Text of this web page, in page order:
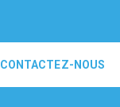
CONTACTEZ-NOUS